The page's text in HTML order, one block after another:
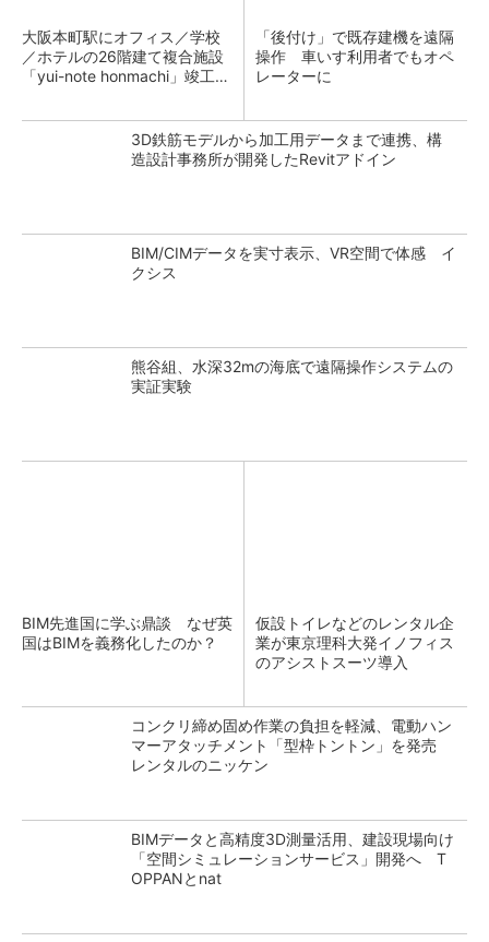
大阪本町駅にオフィス／学校
／ホテルの26階建て複合施設
「yui-note honmachi」竣工、
「後付け」で既存建機を遠隔
操作 車いす利用者でもオペ
レーターに
3D鉄筋モデルから加工用データまで連携、構
造設計事務所が開発したRevitアドイン
BIM/CIMデータを実寸表示、VR空間で体感 イ
クシス
熊谷組、水深32mの海底で遠隔操作システムの
実証実験
BIM先進国に学ぶ鼎談 なぜ英
国はBIMを義務化したのか？
仮設トイレなどのレンタル企
業が東京理科大発イノフィス
のアシストスーツ導入
コンクリ締め固め作業の負担を軽減、電動ハン
マーアタッチメント「型枠トントン」を発売
レンタルのニッケン
BIMデータと高精度3D測量活用、建設現場向け
「空間シミュレーションサービス」開発へ T
OPPANとnat